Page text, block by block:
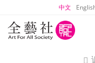
中文